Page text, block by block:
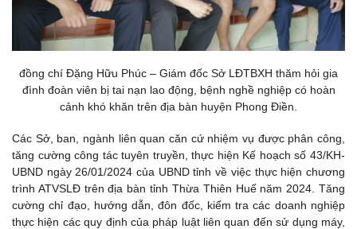
đồng chí Đặng Hữu Phúc – Giám đốc Sở LĐTBXH thăm hỏi gia
đình đoàn viên bị tai nạn lao động, bệnh nghề nghiệp có hoàn
cảnh khó khăn trên địa bàn huyện Phong Điền.
Các Sở, ban, ngành liên quan căn cứ nhiệm vụ được phân công,
tăng cường công tác tuyên truyền, thực hiện Kế hoạch số 43/KH-
UBND ngày 26/01/2024 của UBND tỉnh về việc thực hiện chương
trình ATVSLĐ trên địa bàn tỉnh Thừa Thiên Huế năm 2024. Tăng
cường chỉ đạo, hướng dẫn, đôn đốc, kiểm tra các doanh nghiệp
thực hiện các quy định của pháp luật liên quan đến sử dụng máy,